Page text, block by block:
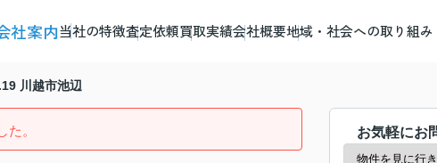
社案内当社の特徴査定依頼買取実績会社概要地域・社会への取り組み
川越市池辺
。 お気軽にお